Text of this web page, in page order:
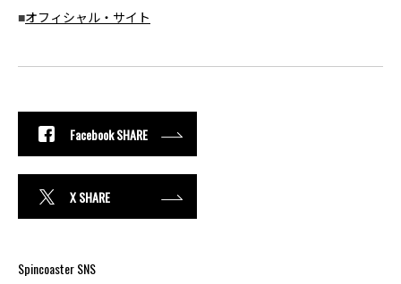
■オフィシャル・サイト
Facebook SHARE
X SHARE
Spincoaster SNS